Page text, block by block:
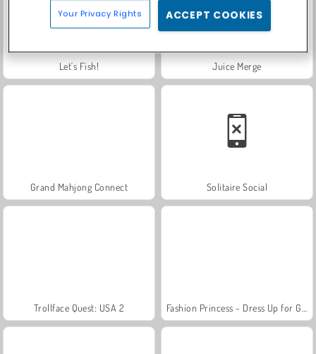
Let's Fish! Juice Merge
Grand Mahjong Connect Solitaire Social
Trollface Quest: USA 2
Your Privacy Rights ACCEPT COOKIES